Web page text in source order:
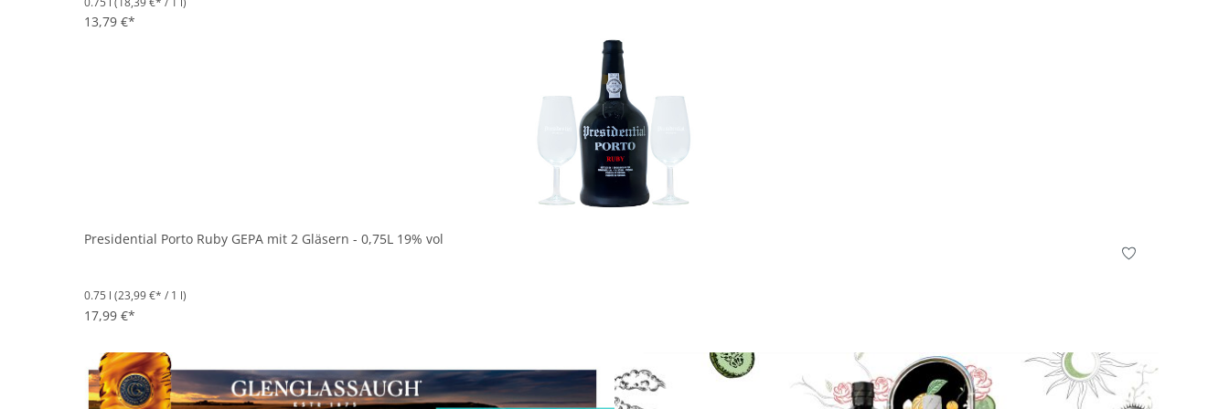
Durchschnittliche Bewertung von 5 von 5 Sternen
13,79 €*
Presidential Porto Ruby GEPA mit 2 Gläsern - 0,75L 19% vol
0.75 l (23,99 €* / 1 l)
17,99 €*
In den Korb